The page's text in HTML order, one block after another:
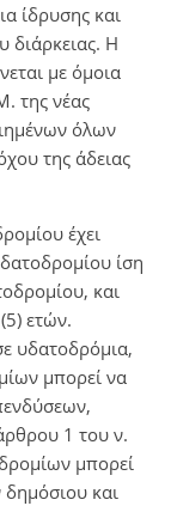
ίδρυσης και
διάρκειας. Η
με όμοια
της νέας
όλων
της άδειας
έχει
ίση
και
ετών.
υδατοδρόμια,
μπορεί να
1 του ν.
μπορεί
και